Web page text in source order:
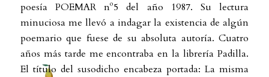
poesía POEMAR nº5 del año 1987. Su lectura
minuciosa me llevó a indagar la existencia de algún
poemario que fuese de su absoluta autoría. Cuatro
años más tarde me encontraba en la librería Padilla.
El título del susodicho encabeza portada: La misma